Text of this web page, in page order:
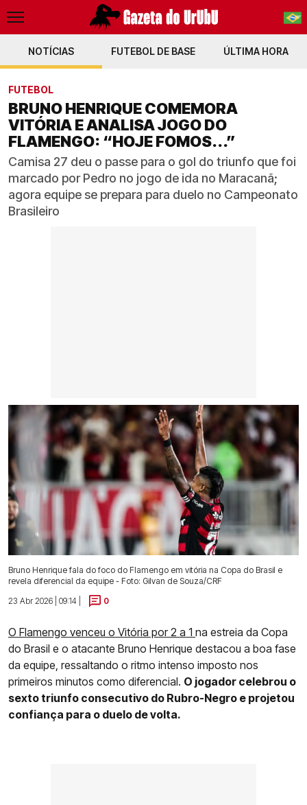
PT-BR
NOTÍCIAS FUTEBOL DE BASE ÚLTIMA HORA
FUTEBOL
BRUNO HENRIQUE COMEMORA
VITÓRIA E ANALISA JOGO DO
FLAMENGO: “HOJE FOMOS...”
Camisa 27 deu o passe para o gol do triunfo que foi
marcado por Pedro no jogo de ida no Maracanã;
agora equipe se prepara para duelo no Campeonato
Brasileiro
Bruno Henrique fala do foco do Flamengo em vitória na Copa do Brasil e
revela diferencial da equipe - Foto: Gilvan de Souza/CRF
23 Abr 2026 | 09:14 |
0
O Flamengo venceu o Vitória por 2 a 1 na estreia da Copa
do Brasil e o atacante Bruno Henrique destacou a boa fase
da equipe, ressaltando o ritmo intenso imposto nos
primeiros minutos como diferencial. O jogador celebrou o
sexto triunfo consecutivo do Rubro-Negro e projetou
confiança para o duelo de volta.